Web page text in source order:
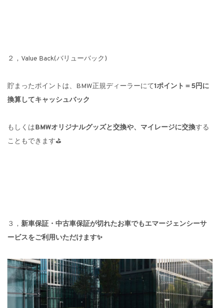
２，Value Back(バリューバック)
貯まったポイントは、BMW正規ディーラーにて1ポイント＝5円に
換算してキャッシュバック
もしくはBMWオリジナルグッズと交換や、マイレージに交換する
こともできます⛳
３， 新車保証・中古車保証が切れたお車でもエマージェンシーサ
ービスをご利用いただけます✨